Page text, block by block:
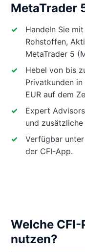
MetaTrader
Handeln Sie
Rohstoffen,
MetaTrader 5
Hebel von bis
Privatkunden
EUR auf dem
Expert
und
Verfügbar
der CFI-App.
Welche
nutzen?